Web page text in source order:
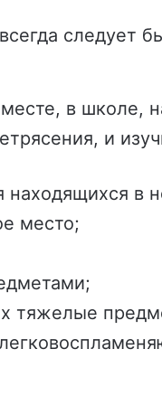
следует
в школе,
и
находящихся в
место;
тяжелые